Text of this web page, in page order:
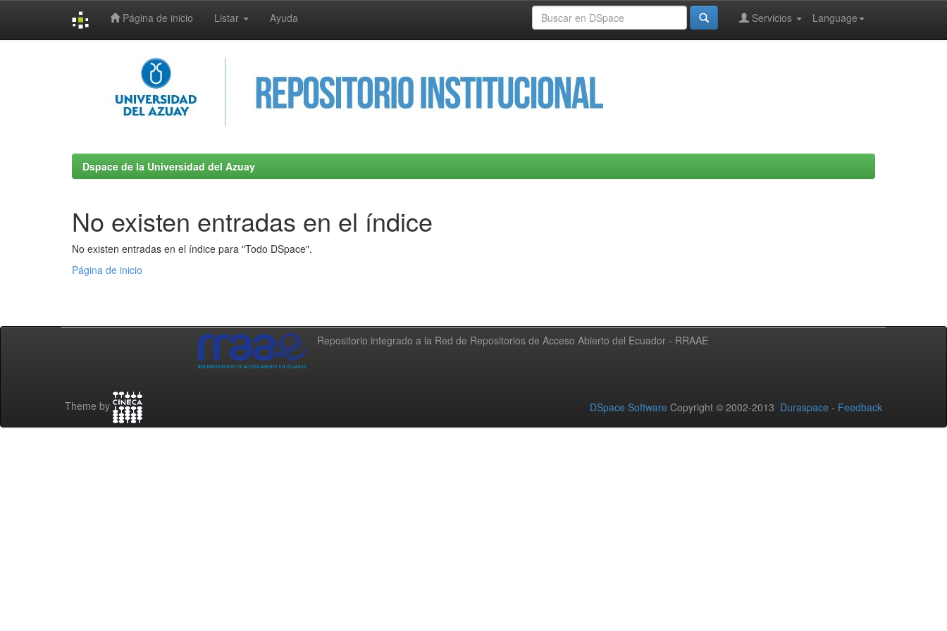
Página de inicio Listar Ayuda Language
Servicios
Dspace de la Universidad del Azuay
No existen entradas en el índice
No existen entradas en el índice para "Todo DSpace".
Página de inicio
Repositorio integrado a la Red de Repositorios de Acceso Abierto del Ecuador - RRAAE
Theme by DSpace Software Copyright © 2002-2013 Duraspace - Feedback